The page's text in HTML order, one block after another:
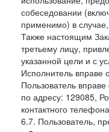
собеседовании
применимо) в
Также настоящим
третьему лицу,
указанной цели и с
Исполнитель вправе
Пользователь
по адресу: 129085,
контактного
6.7. Пользователь,